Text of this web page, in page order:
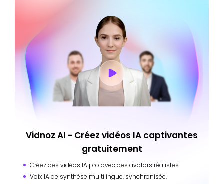
Vidnoz AI - Créez vidéos IA captivantes
gratuitement
Créez des vidéos IA pro avec des avatars réalistes.
Voix IA de synthèse multilingue, synchronisée.